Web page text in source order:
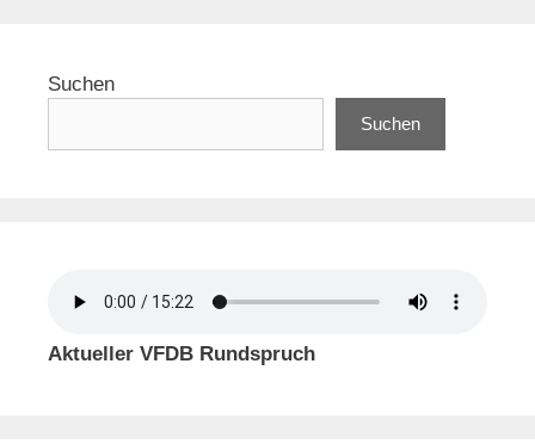
Suchen
Suchen
Aktueller VFDB Rundspruch